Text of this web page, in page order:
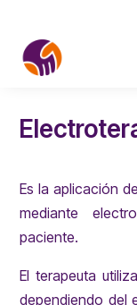
Es la aplicación
mediante
paciente.
El terapeuta
dependiendo del